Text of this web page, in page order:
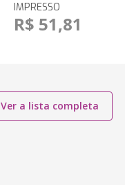
IMPRESSO
R$ 51,81
Ver a lista completa